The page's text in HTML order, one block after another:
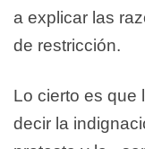
a explicar las
de restricción.
Lo cierto es
decir la